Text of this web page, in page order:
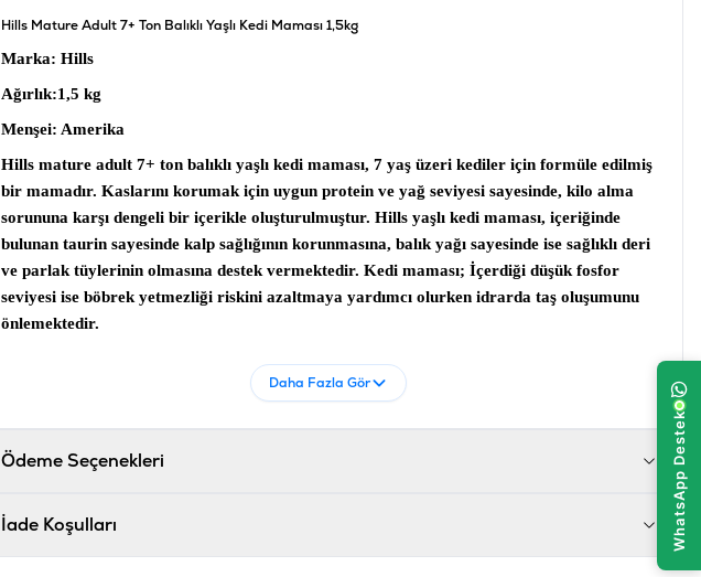
Hills Mature Adult 7+ Ton Balıklı Yaşlı Kedi Maması 1,5kg
Marka: Hills
Ağırlık:1,5 kg
Menşei: Amerika
Hills mature adult 7+ ton balıklı yaşlı kedi maması, 7 yaş üzeri kediler için formüle edilmiş
bir mamadır. Kaslarını korumak için uygun protein ve yağ seviyesi sayesinde, kilo alma
sorununa karşı dengeli bir içerikle oluşturulmuştur. Hills yaşlı kedi maması, içeriğinde
bulunan taurin sayesinde kalp sağlığının korunmasına, balık yağı sayesinde ise sağlıklı deri
ve parlak tüylerinin olmasına destek vermektedir. Kedi maması; İçerdiği düşük fosfor
seviyesi ise böbrek yetmezliği riskini azaltmaya yardımcı olurken idrarda taş oluşumunu
önlemektedir.
Ton Balığı (Minimum %8): Pirinç Unu Tavuk Ve Hindi Yemi Mısır Gluten Yemi Mısır Unu
Karbonat Balık Yağı L-Lizin Hidroklorid Tuz Taurin L-Tritofan Vitaminler Ve İz
Elementler. Doğal Olarak Karıştırılmış Tosoferoller Sitrik Asit Ve Kuşburnu Özü İle
Analiz
Daha Fazla Gör
Ödeme Seçenekleri
İade Koşulları